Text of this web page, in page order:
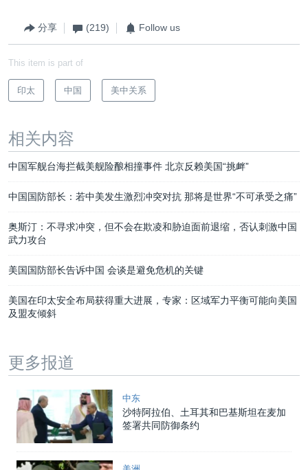
分享 (219) Follow us
This item is part of
印太 中国 美中关系
相关内容
中国军舰台海拦截美舰险酿相撞事件 北京反赖美国“挑衅”
中国国防部长：若中美发生激烈冲突对抗 那将是世界“不可承受之痛”
奥斯汀：不寻求冲突，但不会在欺凌和胁迫面前退缩，否认刺激中国
武力攻台
美国国防部长告诉中国 会谈是避免危机的关键
美国在印太安全布局获得重大进展，专家：区域军力平衡可能向美国
及盟友倾斜
更多报道
中东
沙特阿拉伯、土耳其和巴基斯坦在麦加
签署共同防御条约